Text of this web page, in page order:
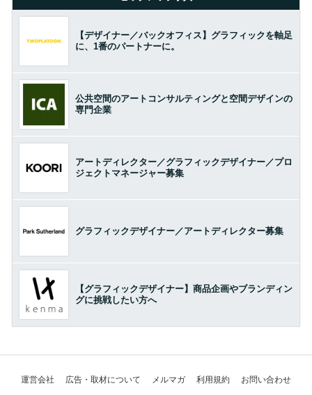
【デザイナー／バックオフィス】グラフィックを軸足
に、1番のパートナーに。
公共空間のアートコンサルティングと空間デザインの
専門企業
アートディレクター／グラフィックデザイナー／プロ
ジェクトマネージャー募集
グラフィックデザイナー／アートディレクター募集
【グラフィックデザイナー】商品企画やブランディン
グに挑戦したい方へ
運営会社 広告・取材について メルマガ 利用規約 お問い合わせ